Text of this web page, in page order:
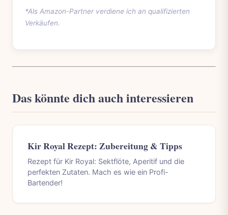
*Als Amazon-Partner verdiene ich an qualifizierten
Verkäufen.
Das könnte dich auch interessieren
Kir Royal Rezept: Zubereitung & Tipps
Rezept für Kir Royal: Sektflöte, Aperitif und die
perfekten Zutaten. Mach es wie ein Profi-
Bartender!